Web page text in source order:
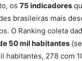
os 75 indicadores
brasileiras mais
O Ranking coleta
50 mil habitantes
habitantes, 278 com